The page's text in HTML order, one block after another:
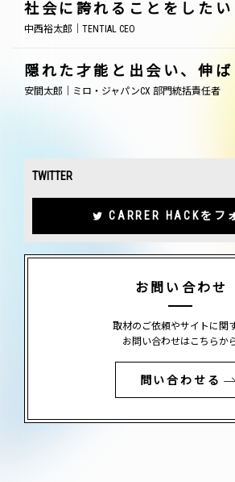
社会に誇れることをしたい
中西裕太郎｜TENTIAL CEO
隠れた才能と出会い、伸ば
安間太郎｜ミロ・ジャパンCX 部門統括責任者
TWITTER
CARRER HACKをフ
お問い合わせ
取材のご依頼やサイトに関
お問い合わせはこちらか
問い合わせる